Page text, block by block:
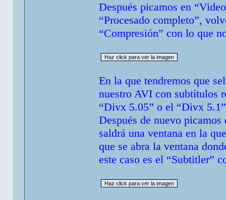
Después picamos en
“Procesado completo”,
“Compresión” con lo que
En la que tendremos que
nuestro AVI con subtítulos
“Divx 5.05” o el “Divx
Después de nuevo
saldrá una ventana en la
que se abra la ventana
este caso es el “Subtitler”